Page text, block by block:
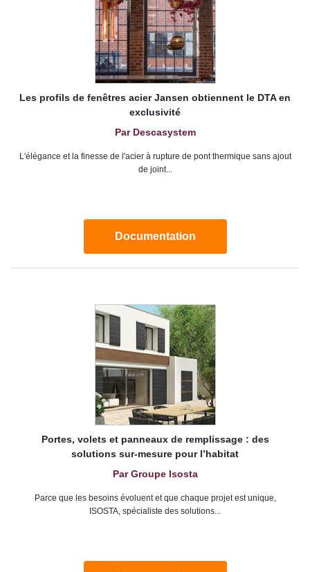
Les profils de fenêtres acier Jansen obtiennent le DTA en
exclusivité
Par Descasystem
L'élégance et la finesse de l'acier à rupture de pont thermique sans ajout
de joint...
Documentation
Portes, volets et panneaux de remplissage : des
solutions sur-mesure pour l’habitat
Par Groupe Isosta
Parce que les besoins évoluent et que chaque projet est unique,
ISOSTA, spécialiste des solutions...